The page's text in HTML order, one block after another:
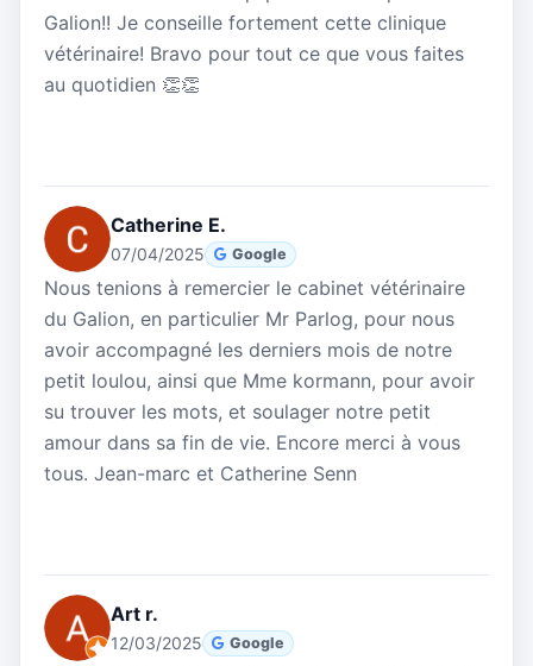
Galion!! Je conseille fortement cette clinique
vétérinaire! Bravo pour tout ce que vous faites
au quotidien 👏👏
Catherine E.
07/04/2025 Google
Nous tenions à remercier le cabinet vétérinaire
du Galion, en particulier Mr Parlog, pour nous
avoir accompagné les derniers mois de notre
petit loulou, ainsi que Mme kormann, pour avoir
su trouver les mots, et soulager notre petit
amour dans sa fin de vie. Encore merci à vous
tous. Jean-marc et Catherine Senn
Art r.
12/03/2025 Google